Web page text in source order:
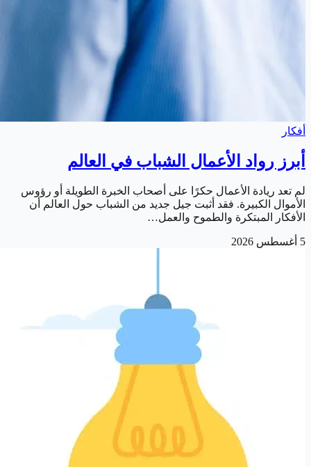
أفكار
أبرز رواد الأعمال الشباب في العالم
لم تعد ريادة الأعمال حكرًا على أصحاب الخبرة الطويلة أو رؤوس
الأموال الكبيرة. فقد أثبت جيل جديد من الشباب حول العالم أن
الأفكار المبتكرة والطموح والعمل…
5 أغسطس 2026